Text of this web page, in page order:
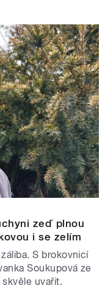
zeď plnou
i se zelím
S brokovnicí
Soukupová ze
uvařit.